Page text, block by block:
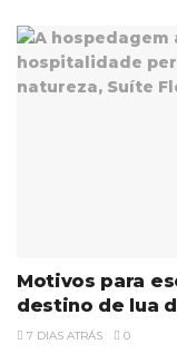
Motivos para
destino de lua
7 DIAS ATRÁS 0